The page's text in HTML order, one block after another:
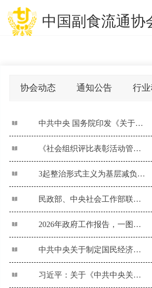
中国副食流通协
协会动态 通知公告 行
中共中央 国务院印发《关于加强新时代社会工作的意见》
《社会组织评比表彰活动管理办法》解读
3起整治形式主义为基层减负典型问题，公开通报！
民政部、中央社会工作部联合印发《社会组织评比表彰活动管理办法》
2026年政府工作报告，一图速览！
中共中央关于制定国民经济和社会发展第十五个五年规划的建议
习近平：关于《中共中央关于制定国民经济和社会发展第十五个五年规划的建议》的说明